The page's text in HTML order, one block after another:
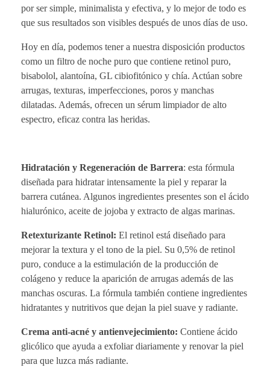
por ser simple, minimalista y efectiva, y lo mejor de todo es
que sus resultados son visibles después de unos días de uso.
Hoy en día, podemos tener a nuestra disposición productos
como un filtro de noche puro que contiene retinol puro,
bisabolol, alantoína, GL cibiofitónico y chía. Actúan sobre
arrugas, texturas, imperfecciones, poros y manchas
dilatadas. Además, ofrecen un sérum limpiador de alto
espectro, eficaz contra las heridas.
Hidratación y Regeneración de Barrera: esta fórmula
diseñada para hidratar intensamente la piel y reparar la
barrera cutánea. Algunos ingredientes presentes son el ácido
hialurónico, aceite de jojoba y extracto de algas marinas.
Retexturizante Retinol: El retinol está diseñado para
mejorar la textura y el tono de la piel. Su 0,5% de retinol
puro, conduce a la estimulación de la producción de
colágeno y reduce la aparición de arrugas además de las
manchas oscuras. La fórmula también contiene ingredientes
hidratantes y nutritivos que dejan la piel suave y radiante.
Crema anti-acné y antienvejecimiento: Contiene ácido
glicólico que ayuda a exfoliar diariamente y renovar la piel
para que luzca más radiante.